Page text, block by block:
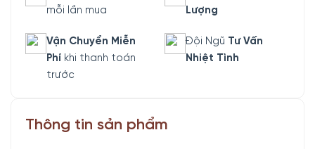
mỗi lần mua
Lượng
Vận Chuyển Miễn
Phí khi thanh toán
trước
Đội Ngũ Tư Vấn
Nhiệt Tình
Thông tin sản phẩm